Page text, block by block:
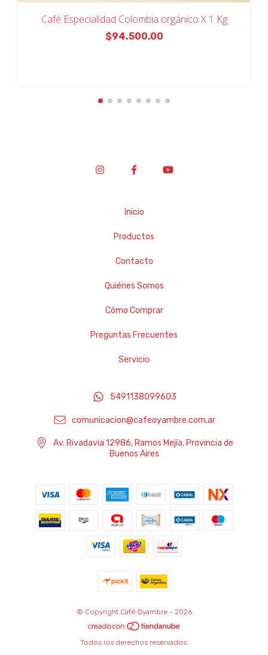
Café Especialidad Colombia orgánico X 1 Kg
$94.500,00
Inicio
Productos
Contacto
Quiénes Somos
Cómo Comprar
Preguntas Frecuentes
Servicio
5491138099603
comunicacion@cafeoyambre.com.ar
Av. Rivadavia 12986, Ramos Mejía, Provincia de
Buenos Aires
© Copyright Café Oyambre - 2026
Todos los derechos reservados.